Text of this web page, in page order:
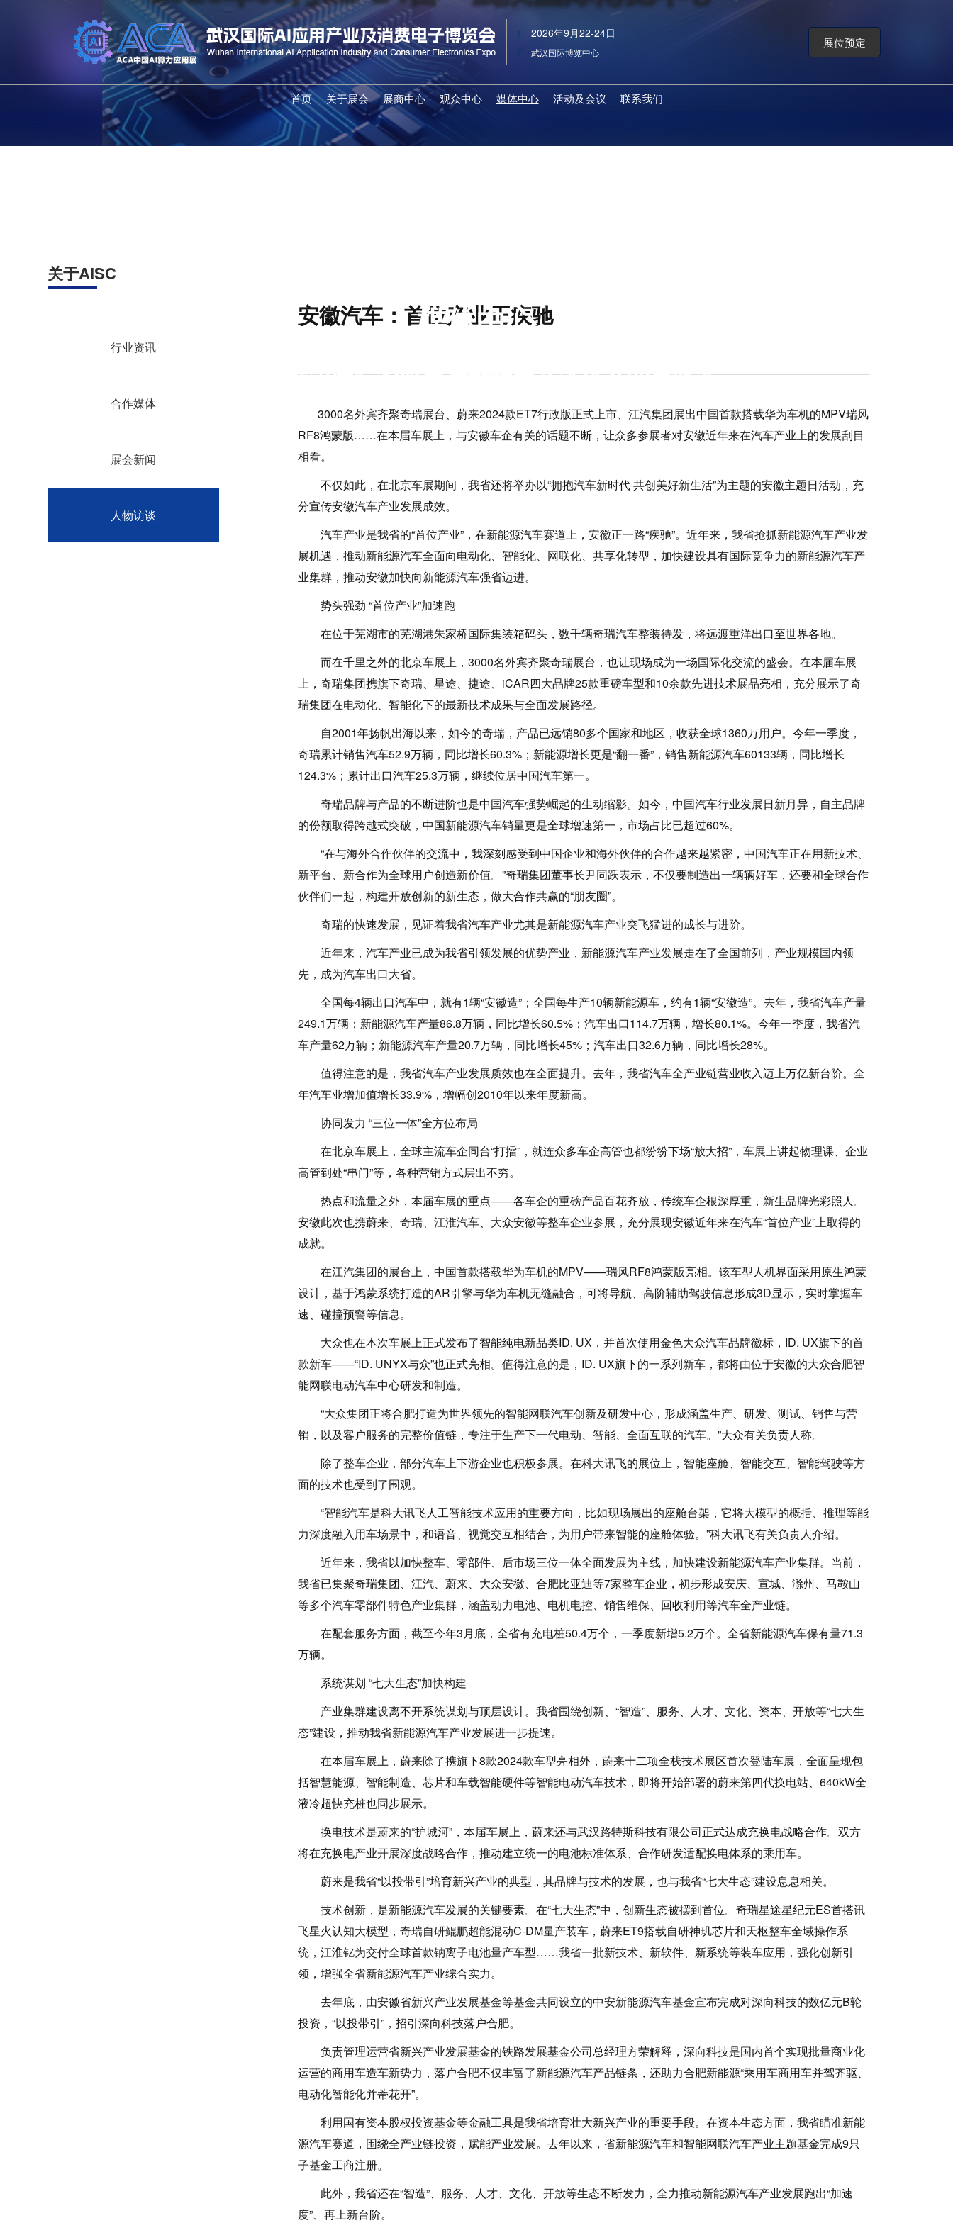
2026年9月22-24日
武汉国际博览中心
展位预定
首页
关于展会
展会概览
收费标准
展商中心
参展申请
展馆布局
观众中心
推荐展商
媒体中心
合作媒体
活动及会议
活动及会议
联系我们
媒体中心
2026武汉国际AI算力与数据中心液冷产业展览会
关于AISC
行业资讯
合作媒体
展会新闻
人物访谈
安徽汽车：首位产业正疾驰
3000名外宾齐聚奇瑞展台、蔚来2024款ET7行政版正式上市、江汽集团展出中国首款搭载华为车机的MPV瑞风
RF8鸿蒙版……在本届车展上，与安徽车企有关的话题不断，让众多参展者对安徽近年来在汽车产业上的发展刮目
相看。
不仅如此，在北京车展期间，我省还将举办以“拥抱汽车新时代 共创美好新生活”为主题的安徽主题日活动，充
分宣传安徽汽车产业发展成效。
汽车产业是我省的“首位产业”，在新能源汽车赛道上，安徽正一路“疾驰”。近年来，我省抢抓新能源汽车产业发
展机遇，推动新能源汽车全面向电动化、智能化、网联化、共享化转型，加快建设具有国际竞争力的新能源汽车产
业集群，推动安徽加快向新能源汽车强省迈进。
势头强劲 “首位产业”加速跑
在位于芜湖市的芜湖港朱家桥国际集装箱码头，数千辆奇瑞汽车整装待发，将远渡重洋出口至世界各地。
而在千里之外的北京车展上，3000名外宾齐聚奇瑞展台，也让现场成为一场国际化交流的盛会。在本届车展
上，奇瑞集团携旗下奇瑞、星途、捷途、iCAR四大品牌25款重磅车型和10余款先进技术展品亮相，充分展示了奇
瑞集团在电动化、智能化下的最新技术成果与全面发展路径。
自2001年扬帆出海以来，如今的奇瑞，产品已远销80多个国家和地区，收获全球1360万用户。今年一季度，
奇瑞累计销售汽车52.9万辆，同比增长60.3%；新能源增长更是“翻一番”，销售新能源汽车60133辆，同比增长
124.3%；累计出口汽车25.3万辆，继续位居中国汽车第一。
奇瑞品牌与产品的不断进阶也是中国汽车强势崛起的生动缩影。如今，中国汽车行业发展日新月异，自主品牌
的份额取得跨越式突破，中国新能源汽车销量更是全球增速第一，市场占比已超过60%。
“在与海外合作伙伴的交流中，我深刻感受到中国企业和海外伙伴的合作越来越紧密，中国汽车正在用新技术、
新平台、新合作为全球用户创造新价值。”奇瑞集团董事长尹同跃表示，不仅要制造出一辆辆好车，还要和全球合作
伙伴们一起，构建开放创新的新生态，做大合作共赢的“朋友圈”。
奇瑞的快速发展，见证着我省汽车产业尤其是新能源汽车产业突飞猛进的成长与进阶。
近年来，汽车产业已成为我省引领发展的优势产业，新能源汽车产业发展走在了全国前列，产业规模国内领
先，成为汽车出口大省。
全国每4辆出口汽车中，就有1辆“安徽造”；全国每生产10辆新能源车，约有1辆“安徽造”。去年，我省汽车产量
249.1万辆；新能源汽车产量86.8万辆，同比增长60.5%；汽车出口114.7万辆，增长80.1%。今年一季度，我省汽
车产量62万辆；新能源汽车产量20.7万辆，同比增长45%；汽车出口32.6万辆，同比增长28%。
值得注意的是，我省汽车产业发展质效也在全面提升。去年，我省汽车全产业链营业收入迈上万亿新台阶。全
年汽车业增加值增长33.9%，增幅创2010年以来年度新高。
协同发力 “三位一体”全方位布局
在北京车展上，全球主流车企同台“打擂”，就连众多车企高管也都纷纷下场“放大招”，车展上讲起物理课、企业
高管到处“串门”等，各种营销方式层出不穷。
热点和流量之外，本届车展的重点——各车企的重磅产品百花齐放，传统车企根深厚重，新生品牌光彩照人。
安徽此次也携蔚来、奇瑞、江淮汽车、大众安徽等整车企业参展，充分展现安徽近年来在汽车“首位产业”上取得的
成就。
在江汽集团的展台上，中国首款搭载华为车机的MPV——瑞风RF8鸿蒙版亮相。该车型人机界面采用原生鸿蒙
设计，基于鸿蒙系统打造的AR引擎与华为车机无缝融合，可将导航、高阶辅助驾驶信息形成3D显示，实时掌握车
速、碰撞预警等信息。
大众也在本次车展上正式发布了智能纯电新品类ID. UX，并首次使用金色大众汽车品牌徽标，ID. UX旗下的首
款新车——“ID. UNYX与众”也正式亮相。值得注意的是，ID. UX旗下的一系列新车，都将由位于安徽的大众合肥智
能网联电动汽车中心研发和制造。
“大众集团正将合肥打造为世界领先的智能网联汽车创新及研发中心，形成涵盖生产、研发、测试、销售与营
销，以及客户服务的完整价值链，专注于生产下一代电动、智能、全面互联的汽车。”大众有关负责人称。
除了整车企业，部分汽车上下游企业也积极参展。在科大讯飞的展位上，智能座舱、智能交互、智能驾驶等方
面的技术也受到了围观。
“智能汽车是科大讯飞人工智能技术应用的重要方向，比如现场展出的座舱台架，它将大模型的概括、推理等能
力深度融入用车场景中，和语音、视觉交互相结合，为用户带来智能的座舱体验。”科大讯飞有关负责人介绍。
近年来，我省以加快整车、零部件、后市场三位一体全面发展为主线，加快建设新能源汽车产业集群。当前，
我省已集聚奇瑞集团、江汽、蔚来、大众安徽、合肥比亚迪等7家整车企业，初步形成安庆、宣城、滁州、马鞍山
等多个汽车零部件特色产业集群，涵盖动力电池、电机电控、销售维保、回收利用等汽车全产业链。
在配套服务方面，截至今年3月底，全省有充电桩50.4万个，一季度新增5.2万个。全省新能源汽车保有量71.3
万辆。
系统谋划 “七大生态”加快构建
产业集群建设离不开系统谋划与顶层设计。我省围绕创新、“智造”、服务、人才、文化、资本、开放等“七大生
态”建设，推动我省新能源汽车产业发展进一步提速。
在本届车展上，蔚来除了携旗下8款2024款车型亮相外，蔚来十二项全栈技术展区首次登陆车展，全面呈现包
括智慧能源、智能制造、芯片和车载智能硬件等智能电动汽车技术，即将开始部署的蔚来第四代换电站、640kW全
液冷超快充桩也同步展示。
换电技术是蔚来的“护城河”，本届车展上，蔚来还与武汉路特斯科技有限公司正式达成充换电战略合作。双方
将在充换电产业开展深度战略合作，推动建立统一的电池标准体系、合作研发适配换电体系的乘用车。
蔚来是我省“以投带引”培育新兴产业的典型，其品牌与技术的发展，也与我省“七大生态”建设息息相关。
技术创新，是新能源汽车发展的关键要素。在“七大生态”中，创新生态被摆到首位。奇瑞星途星纪元ES首搭讯
飞星火认知大模型，奇瑞自研鲲鹏超能混动C-DM量产装车，蔚来ET9搭载自研神玑芯片和天枢整车全域操作系
统，江淮钇为交付全球首款钠离子电池量产车型……我省一批新技术、新软件、新系统等装车应用，强化创新引
领，增强全省新能源汽车产业综合实力。
去年底，由安徽省新兴产业发展基金等基金共同设立的中安新能源汽车基金宣布完成对深向科技的数亿元B轮
投资，“以投带引”，招引深向科技落户合肥。
负责管理运营省新兴产业发展基金的铁路发展基金公司总经理方荣解释，深向科技是国内首个实现批量商业化
运营的商用车造车新势力，落户合肥不仅丰富了新能源汽车产品链条，还助力合肥新能源“乘用车商用车并驾齐驱、
电动化智能化并蒂花开”。
利用国有资本股权投资基金等金融工具是我省培育壮大新兴产业的重要手段。在资本生态方面，我省瞄准新能
源汽车赛道，围绕全产业链投资，赋能产业发展。去年以来，省新能源汽车和智能网联汽车产业主题基金完成9只
子基金工商注册。
此外，我省还在“智造”、服务、人才、文化、开放等生态不断发力，全力推动新能源汽车产业发展跑出“加速
度”、再上新台阶。